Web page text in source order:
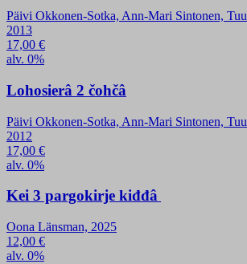
Päivi Okkonen-Sotka, Ann-Mari Sintonen,
2013
17,00 €
alv. 0%
Lohosierâ 2 čohčâ
Päivi Okkonen-Sotka, Ann-Mari Sintonen,
2012
17,00 €
alv. 0%
Kei 3 pargokirje kiđđâ
Oona Länsman, 2025
12,00 €
alv. 0%